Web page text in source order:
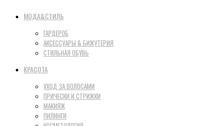
МОДА&СТИЛЬ
ГАРДЕРОБ
АКСЕССУАРЫ & БИЖУТЕРИЯ
СТИЛЬНАЯ ОБУВЬ
КРАСОТА
УХОД ЗА ВОЛОСАМИ
ПРИЧЕСКИ И СТРИЖКИ
МАКИЯЖ
ПИЛИНГИ